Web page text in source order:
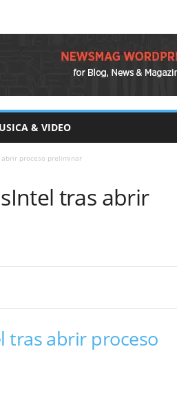
& VIDEO
proceso preliminar
tras abrir
tras abrir proceso